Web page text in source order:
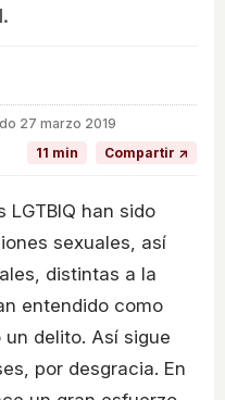
27 marzo 2019
11 min
Compartir ↗
LGTBIQ han sido
sexuales, así
distintas a la
entendido como
delito. Así sigue
por desgracia. En